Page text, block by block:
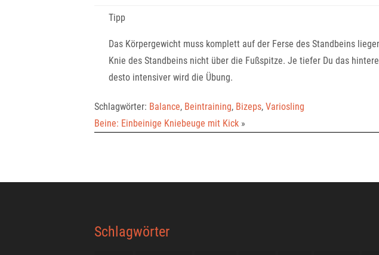
Tipp
Das Körpergewicht muss komplett auf der Ferse des Standbeins
Knie des Standbeins nicht über die Fußspitze. Je tiefer Du das
desto intensiver wird die Übung.
Schlagwörter: Balance, Beintraining, Bizeps, Variosling
Beine: Einbeinige Kniebeuge mit Kick »
Schlagwörter